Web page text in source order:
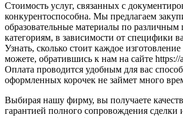
Стоимость услуг, связанных с
конкурентоспособна. Мы предлагаем
образовательные материалы по
категориям, в зависимости от специфики
Узнать, сколько стоит каждое
можете, обратившись к нам на сайте https://
Оплата проводится удобным для вас
оформленных корочек не займет много
Выбирая нашу фирму, вы получаете
гарантией полного сопровождения